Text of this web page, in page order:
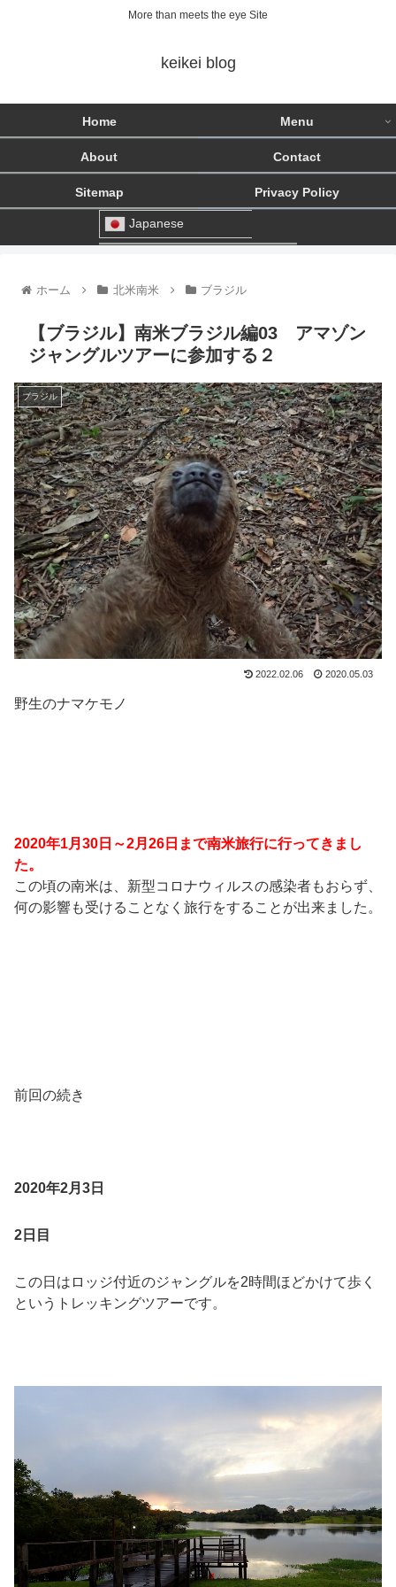
More than meets the eye Site
keikei blog
Home Menu
About Contact
Sitemap Privacy Policy
Japanese
ホーム 北米南米 ブラジル
【ブラジル】南米ブラジル編03 アマゾン
ジャングルツアーに参加する２
ブラジル
2022.02.06 2020.05.03
野生のナマケモノ
2020年1月30日～2月26日まで南米旅行に行ってきまし
た。
この頃の南米は、新型コロナウィルスの感染者もおらず、
何の影響も受けることなく旅行をすることが出来ました。
前回の続き
2020年2月3日
2日目
この日はロッジ付近のジャングルを2時間ほどかけて歩く
というトレッキングツアーです。